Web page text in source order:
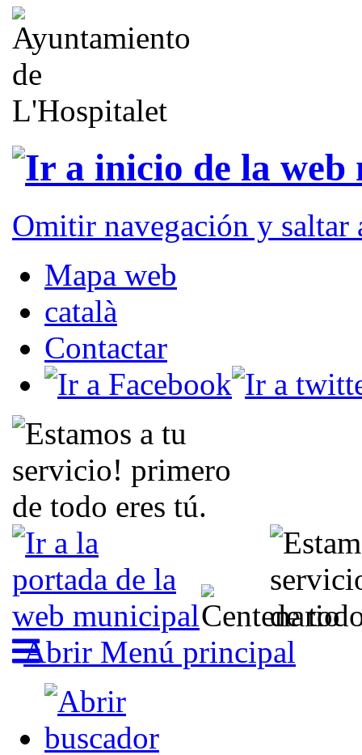
Omitir navegación y
Mapa web
català
Contactar
Abrir Menú principal